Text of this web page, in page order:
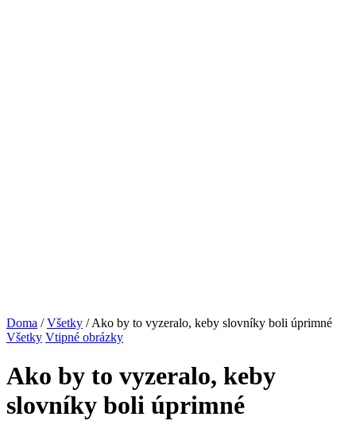
Doma /Všetky / Ako by to vyzeralo, keby slovníky boli úprimné
Všetky Vtipné obrázky
Ako by to vyzeralo, keby
slovníky boli úprimné